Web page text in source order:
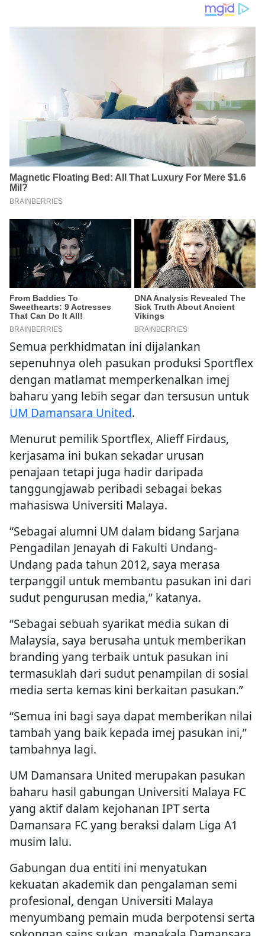
Semua perkhidmatan ini dijalankan
sepenuhnya oleh pasukan produksi Sportflex
dengan matlamat memperkenalkan imej
baharu yang lebih segar dan tersusun untuk
UM Damansara United.
Menurut pemilik Sportflex, Alieff Firdaus,
kerjasama ini bukan sekadar urusan
penajaan tetapi juga hadir daripada
tanggungjawab peribadi sebagai bekas
mahasiswa Universiti Malaya.
“Sebagai alumni UM dalam bidang Sarjana
Pengadilan Jenayah di Fakulti Undang-
Undang pada tahun 2012, saya merasa
terpanggil untuk membantu pasukan ini dari
sudut pengurusan media,” katanya.
“Sebagai sebuah syarikat media sukan di
Malaysia, saya berusaha untuk memberikan
branding yang terbaik untuk pasukan ini
termasuklah dari sudut penampilan di sosial
media serta kemas kini berkaitan pasukan.”
“Semua ini bagi saya dapat memberikan nilai
tambah yang baik kepada imej pasukan ini,”
tambahnya lagi.
UM Damansara United merupakan pasukan
baharu hasil gabungan Universiti Malaya FC
yang aktif dalam kejohanan IPT serta
Damansara FC yang beraksi dalam Liga A1
musim lalu.
Gabungan dua entiti ini menyatukan
kekuatan akademik dan pengalaman semi
profesional, dengan Universiti Malaya
menyumbang pemain muda berpotensi serta